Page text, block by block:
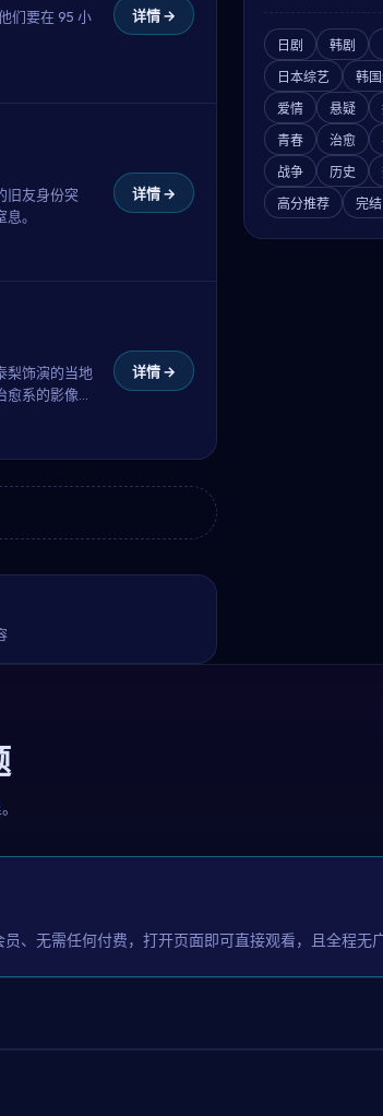
们要在 95 小
详情 →
旧友身份突
。
详情 →
梨饰演的当地
系的影像告
详情 →
日剧 韩剧
日本综艺
韩
爱情
悬疑
青春
治愈
战争
历史
高分推荐
完结
、无需任何付费，打开页面即可直接观看，且全程无广